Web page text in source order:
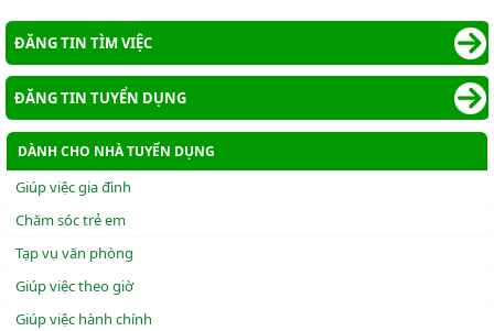
ĐĂNG TIN TÌM VIỆC
ĐĂNG TIN TUYỂN DỤNG
DÀNH CHO NHÀ TUYỂN DỤNG
Giúp việc gia đình
Chăm sóc trẻ em
Tạp vụ văn phòng
Giúp việc theo giờ
Giúp việc hành chính